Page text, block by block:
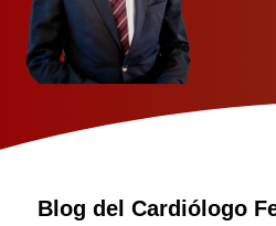
Blog del Cardiólogo